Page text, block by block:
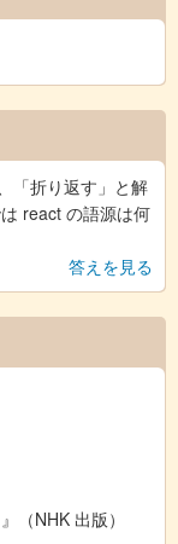
「折り返す」と解
react の語源は何
答えを見る
（NHK 出版）